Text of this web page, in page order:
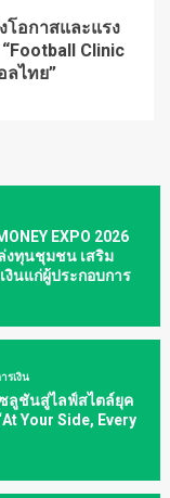
โอกาสและแรง
Clinic
ลไทย”
EXPO 2026
งทุนชุมชน เสริม
งินแก่ผู้ประกอบการ
รเงิน
ลูชันสู่ไลฟ์สไตล์ยุค
Your Side, Every